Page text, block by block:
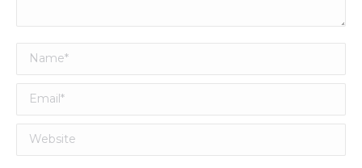
Name *
Email *
Website